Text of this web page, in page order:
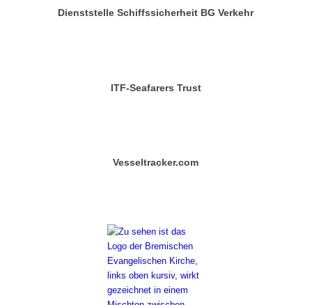
Dienststelle Schiffssicherheit BG Verkehr
ITF-Seafarers Trust
Vesseltracker.com